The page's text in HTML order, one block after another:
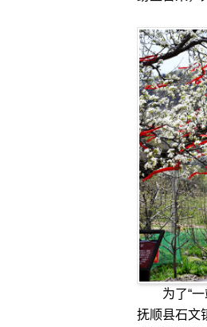
为了“一站
抚顺县石文